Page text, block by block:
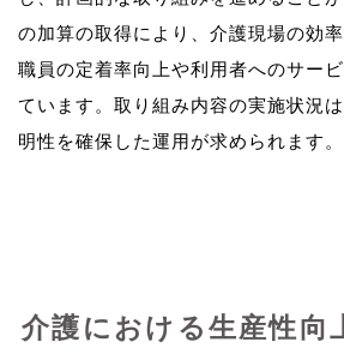
の加算の取得により、介護現場の効
職員の定着率向上や利用者へのサー
ています。取り組み内容の実施状況
介護における生産性向